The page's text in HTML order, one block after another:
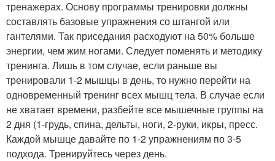
тренажерах. Основу программы тренировки должны
составлять базовые упражнения со штангой или
гантелями. Так приседания расходуют на 50% больше
энергии, чем жим ногами. Следует поменять и методику
тренинга. Лишь в том случае, если раньше вы
тренировали 1-2 мышцы в день, то нужно перейти на
одновременный тренинг всех мышц тела. В случае если
не хватает времени, разбейте все мышечные группы на
2 дня (1-грудь, спина, дельты, ноги, 2-руки, икры, пресс.
Каждой мышце давайте по 1-2 упражнениям по 3-5
подхода. Тренируйтесь через день.